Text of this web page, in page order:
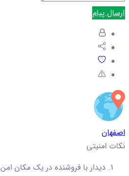
ارسال پیام
اصفهان
نکات امنیتی
دیدار با فروشنده در یک مکان امن